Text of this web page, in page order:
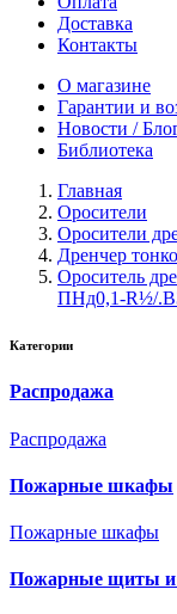
Доставка
Контакты
О магазине
Гарантии и
Новости /
Библиотека
Главная
Оросители
Оросители
Дренчер
Ороситель
ПНд0,1-R½/
Категории
Распродажа
Распродажа
Пожарные шкафы
Пожарные шкафы
Пожарные щиты и